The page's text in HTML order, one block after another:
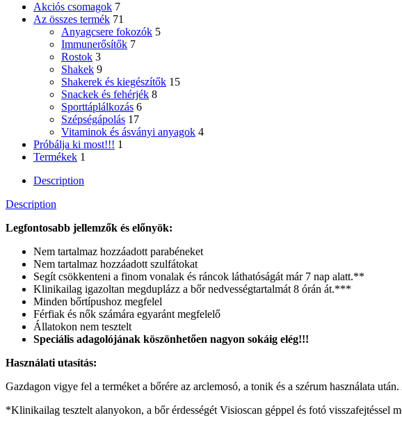
Akciós csomagok 7
Az összes termék 71
Anyagcsere fokozók 5
Immunerősítők 7
Rostok 3
Shakek 9
Shakerek és kiegészítők 15
Snackek és fehérjék 8
Sporttáplálkozás 6
Szépségápolás 17
Vitaminok és ásványi anyagok 4
Próbálja ki most!!! 1
Termékek 1
Description
Description
Legfontosabb jellemzők és előnyök:
Nem tartalmaz hozzáadott parabéneket
Nem tartalmaz hozzáadott szulfátokat
Segít csökkenteni a finom vonalak és ráncok láthatóságát már 7 nap alatt.**
Klinikailag igazoltan megduplázz a bőr nedvességtartalmát 8 órán át.***
Minden bőrtípushoz megfelel
Férfiak és nők számára egyaránt megfelelő
Állatokon nem tesztelt
Speciális adagolójának köszönhetően nagyon sokáig elég!!!
Használati utasítás:
Gazdagon vigye fel a terméket a bőrére az arclemosó, a tonik és a szérum használata
*Klinikailag tesztelt alanyokon, a bőr érdességét Visioscan géppel és fotó visszafejtéssel